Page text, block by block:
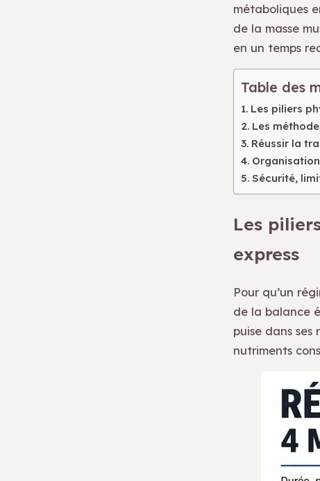
métaboliques
de la masse
en un temps
Table des
Les piliers
Les
Réussir la
Sécurité,
Les
express
Pour qu’un
de la balance
puise dans
nutriments